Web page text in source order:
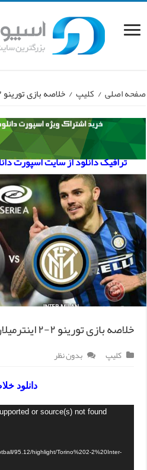
صفحه اصلی / کلیپ / خلاصه بازی تورینو ۲-۲ اینترمیلان
ترافیک دانلود از سایت اسپورت
خلاصه بازی تورینو ۲-۲ اینترمیلان
کلیپ بدون نظر
دانلود
or source(s) not found
95.12/highlight/Torino%202-2%20Inter-